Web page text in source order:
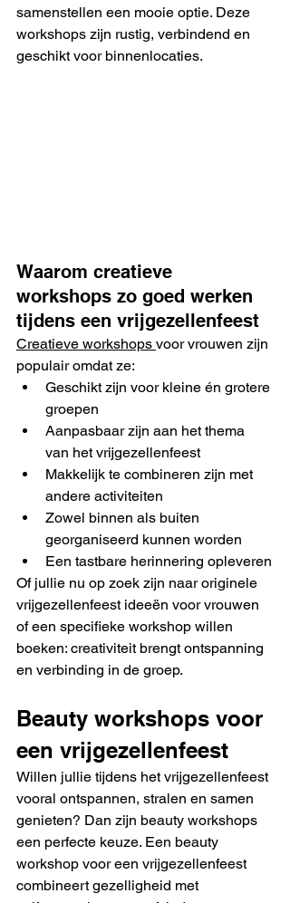
samenstellen een mooie optie. Deze
workshops zijn rustig, verbindend en
geschikt voor binnenlocaties.
Waarom creatieve
workshops zo goed werken
tijdens een vrijgezellenfeest
Creatieve workshops voor vrouwen zijn
populair omdat ze:
Geschikt zijn voor kleine én grotere
groepen
Aanpasbaar zijn aan het thema
van het vrijgezellenfeest
Makkelijk te combineren zijn met
andere activiteiten
Zowel binnen als buiten
georganiseerd kunnen worden
Een tastbare herinnering opleveren
Of jullie nu op zoek zijn naar originele
vrijgezellenfeest ideeën voor vrouwen
of een specifieke workshop willen
boeken: creativiteit brengt ontspanning
en verbinding in de groep.
Beauty workshops voor
een vrijgezellenfeest
Willen jullie tijdens het vrijgezellenfeest
vooral ontspannen, stralen en samen
genieten? Dan zijn beauty workshops
een perfecte keuze. Een beauty
workshop voor een vrijgezellenfeest
combineert gezelligheid met